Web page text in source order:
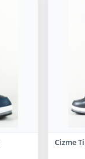
Cizme